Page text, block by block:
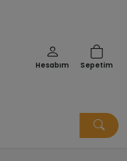
Hesabım Sepetim